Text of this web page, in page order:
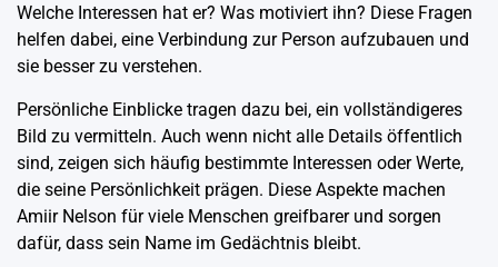
Welche Interessen hat er? Was motiviert ihn? Diese Fragen
helfen dabei, eine Verbindung zur Person aufzubauen und
sie besser zu verstehen.
Persönliche Einblicke tragen dazu bei, ein vollständigeres
Bild zu vermitteln. Auch wenn nicht alle Details öffentlich
sind, zeigen sich häufig bestimmte Interessen oder Werte,
die seine Persönlichkeit prägen. Diese Aspekte machen
Amiir Nelson für viele Menschen greifbarer und sorgen
dafür, dass sein Name im Gedächtnis bleibt.